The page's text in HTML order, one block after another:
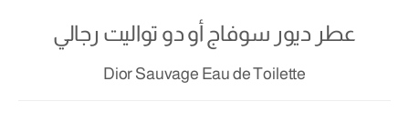
عطر ديور سوفاج أو دو تواليت رجالي
Dior Sauvage Eau de Toilette